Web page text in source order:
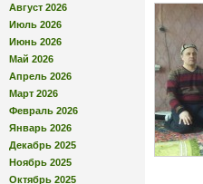
Август 2026
Июль 2026
Июнь 2026
Май 2026
Апрель 2026
Март 2026
Февраль 2026
Январь 2026
Декабрь 2025
Ноябрь 2025
Октябрь 2025